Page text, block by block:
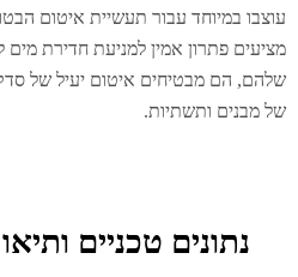
פתרון אמין למניעת חדירת מים
הם מבטיחים איטום יעיל של
מבנים ותשתיות.
נתונים טכניים ותיאור